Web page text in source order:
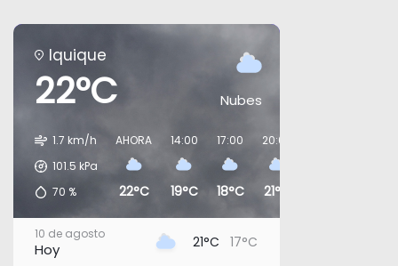
Iquique
22°C Nubes
1.7 km/h
101.5 kPa
70 %
AHORA
22°C
14:00
19°C
17:00
18°C
20:00
21°C
10 de agosto
Hoy 21°C 17°C